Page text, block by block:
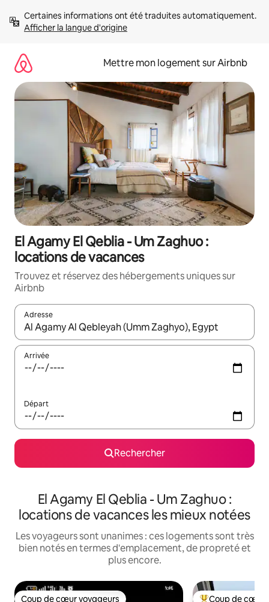
directement
Afficher la langue d'origine
Mettre mon logement sur Airbnb
El Agamy El Qeblia - Um Zaghuo :
locations de vacances
Trouvez et réservez des hébergements uniques sur
Airbnb
Adresse
Lorsque les résultats s'affichent, utilisez les flèches vers le
Arrivée
Départ
Rechercher
El Agamy El Qeblia - Um Zaghuo :
locations de vacances les mieux notées
Les voyageurs sont unanimes : ces logements sont très
bien notés en termes d'emplacement, de propreté et
plus encore.
Coup de cœur voyageurs Coup de cœur